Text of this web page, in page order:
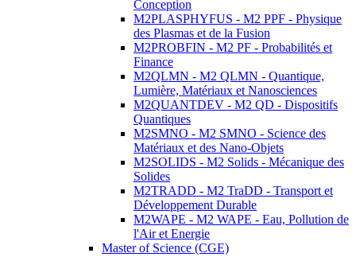
Conception
M2PLASPHYFUS - M2 PPF - Physique
des Plasmas et de la Fusion
M2PROBFIN - M2 PF - Probabilités et
Finance
M2QLMN - M2 QLMN - Quantique,
Lumière, Matériaux et Nanosciences
M2QUANTDEV - M2 QD - Dispositifs
Quantiques
M2SMNO - M2 SMNO - Science des
Matériaux et des Nano-Objets
M2SOLIDS - M2 Solids - Mécanique des
Solides
M2TRADD - M2 TraDD - Transport et
Développement Durable
M2WAPE - M2 WAPE - Eau, Pollution de
l'Air et Energie
Master of Science (CGE)